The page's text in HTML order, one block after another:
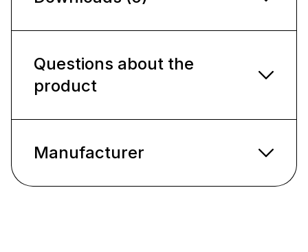
Questions about the
product
Manufacturer